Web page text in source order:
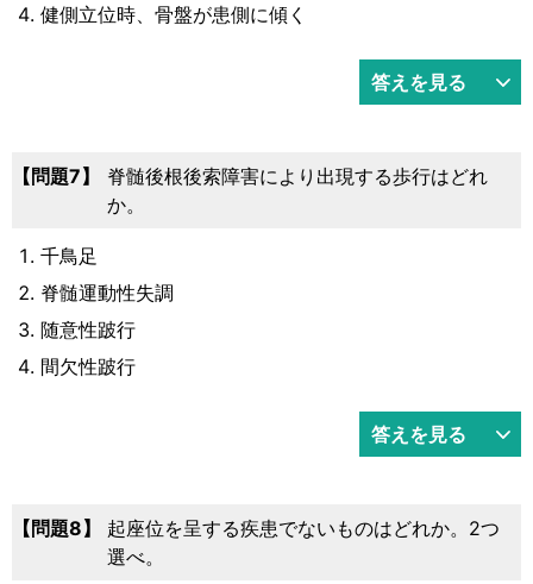
健側立位時、骨盤が患側に傾く
答えを見る
問題7
脊髄後根後索障害により出現する歩行はどれ
か。
千鳥足
脊髄運動性失調
随意性跛行
間欠性跛行
答えを見る
問題8
起座位を呈する疾患でないものはどれか。2つ
選べ。